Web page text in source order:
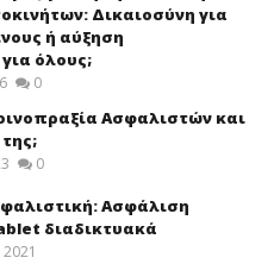
Δικαιοσύνη για
ή αύξηση
όλους;
0
Ασφαλιστών και
0
Ασφάλιση
διαδικτυακά